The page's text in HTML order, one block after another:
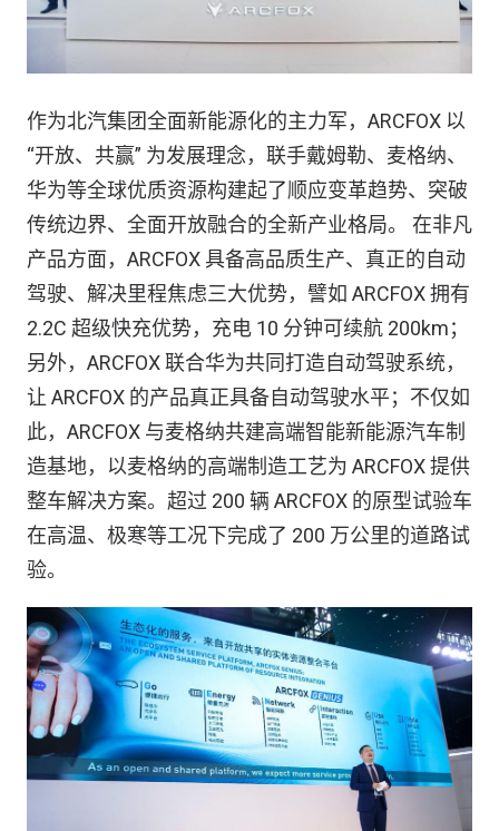
作为北汽集团全面新能源化的主力军，ARCFOX 以
“开放、共赢” 为发展理念，联手戴姆勒、麦格纳、
华为等全球优质资源构建起了顺应变革趋势、突破
传统边界、全面开放融合的全新产业格局。 在非凡
产品方面，ARCFOX 具备高品质生产、真正的自动
驾驶、解决里程焦虑三大优势，譬如 ARCFOX 拥有
2.2C 超级快充优势，充电 10 分钟可续航 200km；
另外，ARCFOX 联合华为共同打造自动驾驶系统，
让 ARCFOX 的产品真正具备自动驾驶水平；不仅如
此，ARCFOX 与麦格纳共建高端智能新能源汽车制
造基地，以麦格纳的高端制造工艺为 ARCFOX 提供
整车解决方案。超过 200 辆 ARCFOX 的原型试验车
在高温、极寒等工况下完成了 200 万公里的道路试
验。